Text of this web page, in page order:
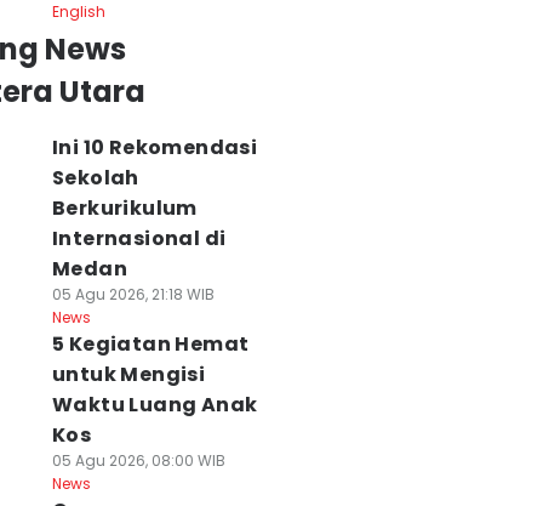
English
News
Utara
Ini 10 Rekomendasi
Sekolah
Berkurikulum
Internasional di
Medan
05 Agu 2026, 21:18 WIB
News
5 Kegiatan Hemat
untuk Mengisi
Waktu Luang Anak
Kos
05 Agu 2026, 08:00 WIB
News